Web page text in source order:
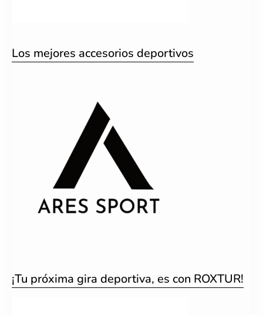
Los mejores accesorios deportivos
¡Tu próxima gira deportiva, es con ROXTUR!